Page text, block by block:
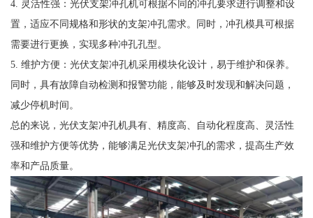
4. 灵活性强：光伏支架冲孔机可根据不同的冲孔要求进行调整和设
置，适应不同规格和形状的支架冲孔需求。同时，冲孔模具可根据
需要进行更换，实现多种冲孔孔型。
5. 维护方便：光伏支架冲孔机采用模块化设计，易于维护和保养。
同时，具有故障自动检测和报警功能，能够及时发现和解决问题，
减少停机时间。
总的来说，光伏支架冲孔机具有、精度高、自动化程度高、灵活性
强和维护方便等优势，能够满足光伏支架冲孔的需求，提高生产效
率和产品质量。